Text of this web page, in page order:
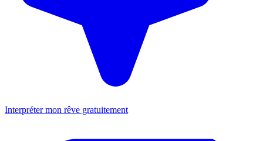
Interpréter mon rêve gratuitement